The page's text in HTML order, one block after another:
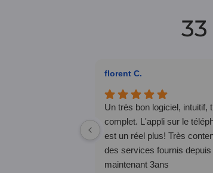
florent C.
Un très bon logiciel, intuitif,
complet. L'appli sur le
est un réel plus! Très
des services fournis depuis
maintenant 3ans